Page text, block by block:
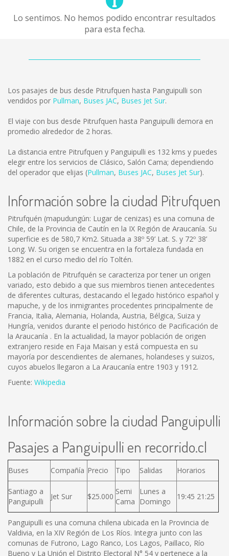
Lo sentimos. No hemos podido encontrar resultados
para esta fecha.
Los pasajes de bus desde Pitrufquen hasta Panguipulli son
vendidos por Pullman, Buses JAC, Buses Jet Sur.
El viaje con bus desde Pitrufquen hasta Panguipulli demora en
promedio alrededor de 2 horas.
La distancia entre Pitrufquen y Panguipulli es 132 kms y puedes
elegir entre los servicios de Clásico, Salón Cama; dependiendo
del operador que elijas (Pullman, Buses JAC, Buses Jet Sur).
Información sobre la ciudad Pitrufquen
Pitrufquén (mapudungún: Lugar de cenizas) es una comuna de
Chile, de la Provincia de Cautín en la IX Región de Araucanía. Su
superficie es de 580,7 Km2. Situada a 38º 59’ Lat. S. y 72º 38’
Long. W. Su origen se encuentra en la fortaleza fundada en
1882 en el curso medio del río Toltén.
La población de Pitrufquén se caracteriza por tener un origen
variado, esto debido a que sus miembros tienen antecedentes
de diferentes culturas, destacando el legado histórico español y
mapuche, y de los inmigrantes procedentes principalmente de
Francia, Italia, Alemania, Holanda, Austria, Bélgica, Suiza y
Hungría, venidos durante el periodo histórico de Pacificación de
la Araucanía . En la actualidad, la mayor población de origen
extranjero reside en Faja Maisan y está compuesta en su
mayoría por descendientes de alemanes, holandeses y suizos,
cuyos abuelos llegaron a La Araucanía entre 1903 y 1912.
Fuente: Wikipedia
Información sobre la ciudad Panguipulli
Pasajes a Panguipulli en recorrido.cl
Buses Compañía Precio Tipo Salidas Horarios
Santiago a
Panguipulli
Jet Sur $25.000
Semi
Cama
Lunes a
Domingo
19:45 21:25
Panguipulli es una comuna chilena ubicada en la Provincia de
Valdivia, en la XIV Región de Los Ríos. Integra junto con las
comunas de Futrono, Lago Ranco, Los Lagos, Paillaco, Río
Bueno y La Unión el Distrito Electoral N° 54 y pertenece a la